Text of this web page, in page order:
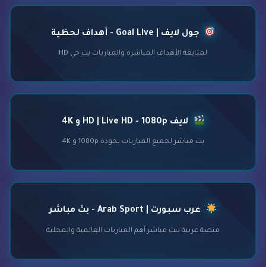
جول لايف | Goal Live - أهداف لحظية
لمتابعة الأهداف المباشرة والمباريات بث حي HD
لايف HD | Live HD - 1080p و 4K
بث مباشر لجميع المباريات بجودة 1080p و 4K
عرب سبورت | Arab Sport - بث مباشر
منصة عربية لبث مباشر أهم المباريات العالمية والمحلية